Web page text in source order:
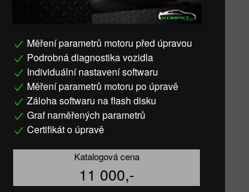
Měření parametrů motoru před úpravou
Podrobná diagnostika vozidla
Individuální nastavení softwaru
Měření parametrů motoru po úpravě
Záloha softwaru na flash disku
Graf naměřených parametrů
Certifikát o úpravě
Katalogová cena
11 000,-